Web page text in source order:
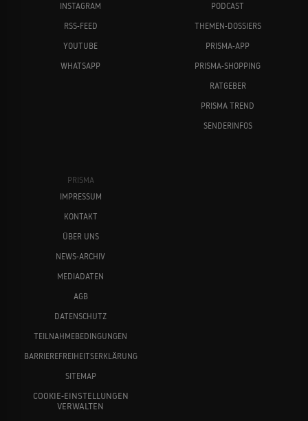
INSTAGRAM
RSS-FEED
YOUTUBE
WHATSAPP
PODCAST
THEMEN-DOSSIERS
PRISMA-APP
PRISMA-SHOPPING
RATGEBER
PRISMA TREND
SENDERINFOS
PRISMA
IMPRESSUM
KONTAKT
ÜBER UNS
NEWS-ARCHIV
MEDIADATEN
AGB
DATENSCHUTZ
TEILNAHMEBEDINGUNGEN
BARRIEREFREIHEITSERKLÄRUNG
SITEMAP
COOKIE-EINSTELLUNGEN
VERWALTEN